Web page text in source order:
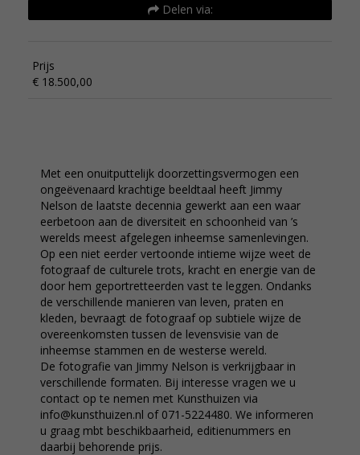
Delen via:
Prijs
€ 18.500,00
Met een onuitputtelijk doorzettingsvermogen een
ongeëvenaard krachtige beeldtaal heeft Jimmy
Nelson de laatste decennia gewerkt aan een waar
eerbetoon aan de diversiteit en schoonheid van ’s
werelds meest afgelegen inheemse samenlevingen.
Op een niet eerder vertoonde intieme wijze weet de
fotograaf de culturele trots, kracht en energie van de
door hem geportretteerden vast te leggen. Ondanks
de verschillende manieren van leven, praten en
kleden, bevraagt de fotograaf op subtiele wijze de
overeenkomsten tussen de levensvisie van de
inheemse stammen en de westerse wereld.
De fotografie van Jimmy Nelson is verkrijgbaar in
verschillende formaten. Bij interesse vragen we u
contact op te nemen met Kunsthuizen via
info@kunsthuizen.nl of 071-5224480. We informeren
u graag mbt beschikbaarheid, editienummers en
daarbij behorende prijs.